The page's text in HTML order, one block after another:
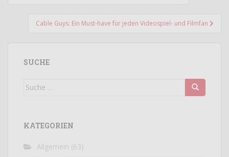
Cable Guys: Ein Must-have für jeden Videospiel- und Filmfan
SUCHE
Suche
KATEGORIEN
Allgemein (63)